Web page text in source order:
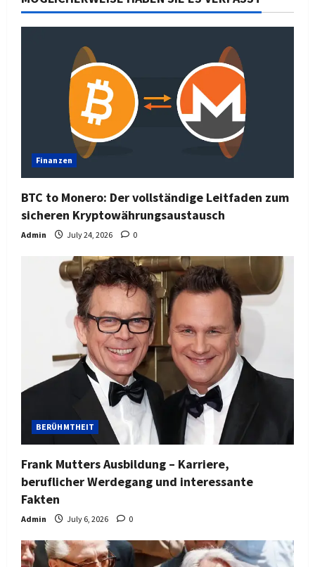
Finanzen
BTC to Monero: Der vollständige Leitfaden zum
sicheren Kryptowährungsaustausch
Admin July 24, 2026 0
BERÜHMTHEIT
Frank Mutters Ausbildung – Karriere,
beruflicher Werdegang und interessante
Fakten
Admin July 6, 2026 0